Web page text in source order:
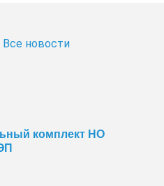
Все новости
комплект НО